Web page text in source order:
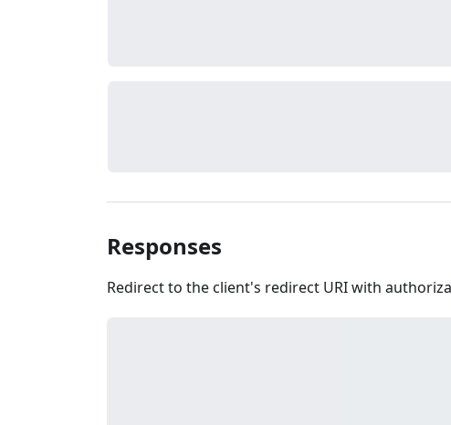
Responses
Redirect to the client's redirect URI with